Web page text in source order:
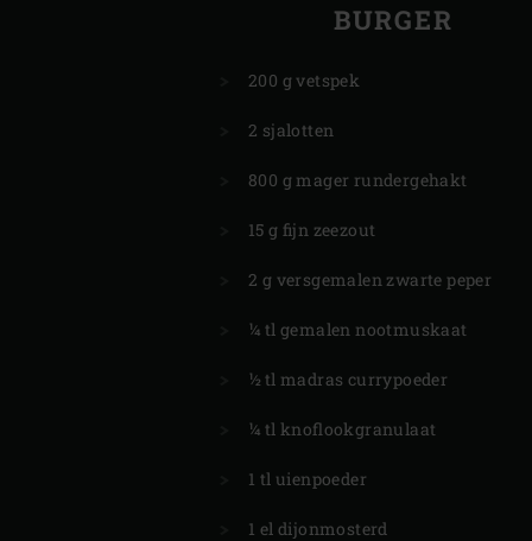
BURGER
200 g vetspek
2 sjalotten
800 g mager rundergehakt
15 g fijn zeezout
2 g versgemalen zwarte peper
¼ tl gemalen nootmuskaat
½ tl madras currypoeder
¼ tl knoflookgranulaat
1 tl uienpoeder
1 el dijonmosterd